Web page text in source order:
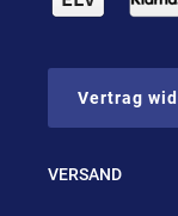
Vertrag
VERSAND